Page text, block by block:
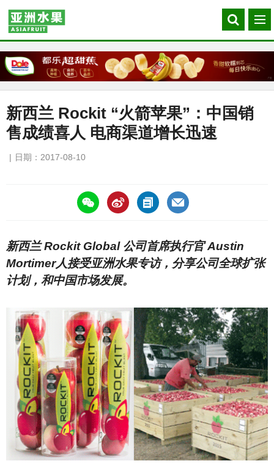
Search
our
菜
单
新西兰 Rockit “火箭苹果”：中国销
售成绩喜人 电商渠道增长迅速
日期：2017-08-10
https://asiafruitchina.net/16219.html
新西兰 Rockit Global 公司首席执行官 Austin
Mortimer人接受亚洲水果专访，分享公司全球扩张
计划，和中国市场发展。